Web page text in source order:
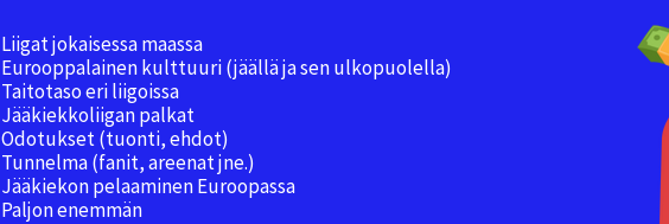
Liigat jokaisessa maassa
Eurooppalainen kulttuuri (jäällä ja sen ulkopuolella)
Taitotaso eri liigoissa
Jääkiekkoliigan palkat
Odotukset (tuonti, ehdot)
Tunnelma (fanit, areenat jne.)
Jääkiekon pelaaminen Euroopassa
Paljon enemmän